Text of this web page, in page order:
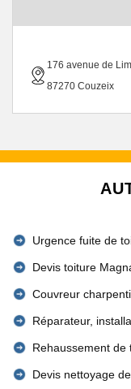
176 avenue de
87270 Couzeix
Urgence fuite de
Devis toiture
Couvreur
Réparateur,
Rehaussement de
Devis nettoyage